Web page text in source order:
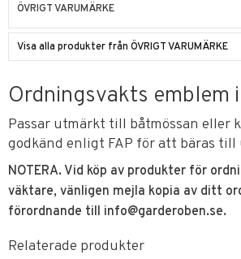
ÖVRIGT VARUMÄRKE
Visa alla produkter från ÖVRIGT VARUMÄRKE
Ordningsvakts emblem
Passar utmärkt till båtmössan eller
godkänd enligt FAP för att bäras
NOTERA. Vid köp av produkter för
väktare, vänligen mejla kopia av ditt
förordnande till info@garderoben.se.
Relaterade produkter